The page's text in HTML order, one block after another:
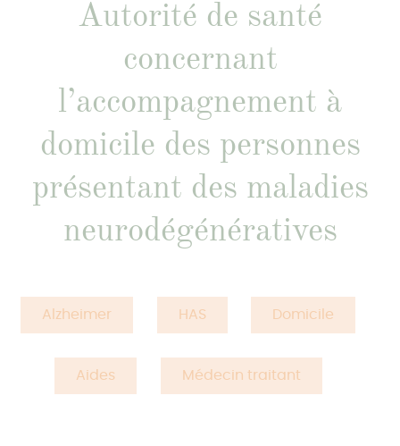
Autorité de santé
concernant
l’accompagnement à
domicile des personnes
présentant des maladies
neurodégénératives
Alzheimer HAS Domicile
Aides Médecin traitant